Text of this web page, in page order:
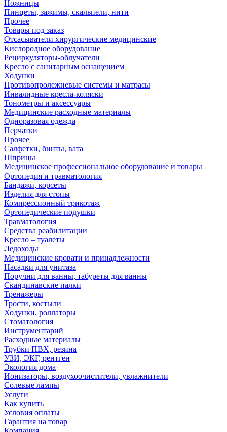
Ножницы
Пинцеты, зажимы, скальпели, нити
Прочее
Товары под заказ
Отсасыватели хирургические медицинские
Кислородное оборудование
Рециркуляторы-облучатели
Кресло с санитарным оснащением
Ходунки
Противопролежневые системы и матрасы
Инвалидные кресла-коляски
Тонометры и аксессуары
Медицинские расходные материалы
Одноразовая одежда
Перчатки
Прочее
Салфетки, бинты, вата
Шприцы
Медицинское профессиональное оборудование и товары
Ортопедия и травматология
Бандажи, корсеты
Изделия для стопы
Компрессионный трикотаж
Ортопедические подушки
Травматология
Средства реабилитации
Кресло – туалеты
Ледоходы
Медицинские кровати и принадлежности
Насадки для унитаза
Поручни для ванны, табуреты для ванны
Скандинавские палки
Тренажеры
Трости, костыли
Ходунки, роллаторы
Стоматология
Инструментарий
Расходные материалы
Трубки ПВХ, резина
УЗИ, ЭКГ, рентген
Экология дома
Ионизаторы, воздухоочистители, увлажнители
Солевые лампы
Услуги
Как купить
Условия оплаты
Гарантия на товар